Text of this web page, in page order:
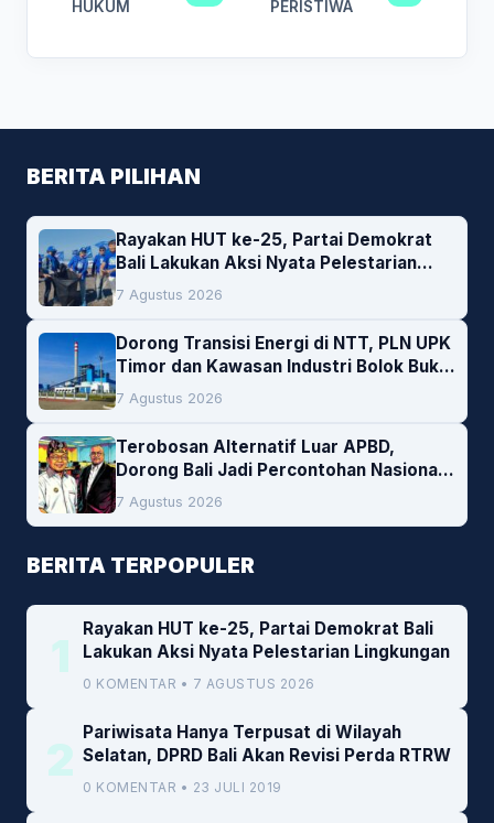
HUKUM
PERISTIWA
BERITA PILIHAN
Rayakan HUT ke-25, Partai Demokrat
Bali Lakukan Aksi Nyata Pelestarian
Lingkungan
7 Agustus 2026
Dorong Transisi Energi di NTT, PLN UPK
Timor dan Kawasan Industri Bolok Buka
Peluang Investasi Woodchip untuk
Cofiring PLTU Bolok
7 Agustus 2026
Terobosan Alternatif Luar APBD,
Dorong Bali Jadi Percontohan Nasional
Pembiayaan Daerah
7 Agustus 2026
BERITA TERPOPULER
1
Rayakan HUT ke-25, Partai Demokrat Bali
Lakukan Aksi Nyata Pelestarian Lingkungan
0 KOMENTAR • 7 AGUSTUS 2026
2
Pariwisata Hanya Terpusat di Wilayah
Selatan, DPRD Bali Akan Revisi Perda RTRW
0 KOMENTAR • 23 JULI 2019